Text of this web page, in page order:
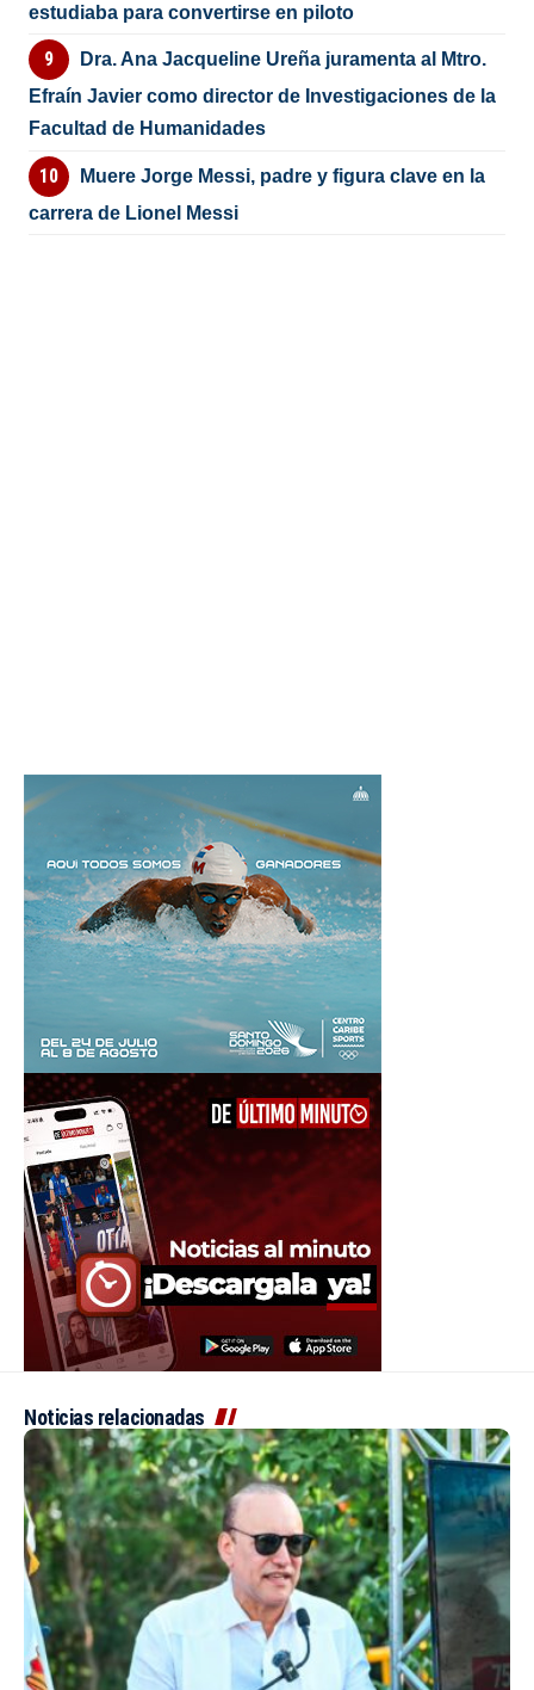
estudiaba para convertirse en piloto
Dra. Ana Jacqueline Ureña juramenta al Mtro.
Efraín Javier como director de Investigaciones de la
Facultad de Humanidades
Muere Jorge Messi, padre y figura clave en la
carrera de Lionel Messi
Noticias relacionadas